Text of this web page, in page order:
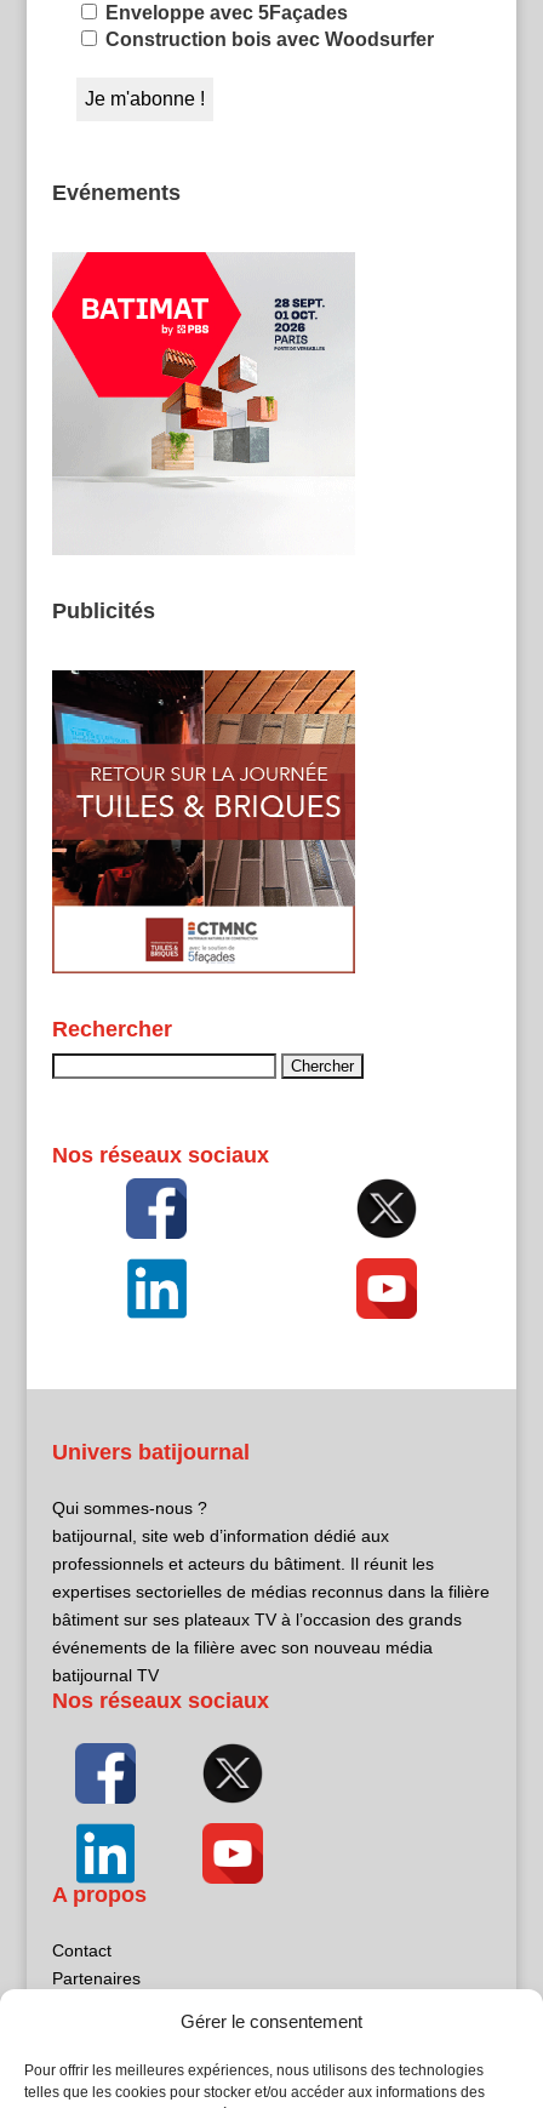
Gérer le consentement
Pour offrir les meilleures expériences, nous utilisons des technologies
telles que les cookies pour stocker et/ou accéder aux informations des
Enveloppe avec 5Façades
Construction bois avec Woodsurfer
Evénements
Publicités
Rechercher
Nos réseaux sociaux
Univers batijournal
Qui sommes-nous ?
batijournal, site web d’information dédié aux
professionnels et acteurs du bâtiment. Il réunit les
expertises sectorielles de médias reconnus dans la filière
bâtiment sur ses plateaux TV à l’occasion des grands
événements de la filière avec son nouveau média
batijournal TV
Nos réseaux sociaux
A propos
Contact
Partenaires
Politique de confidentialité
Sites partenaires